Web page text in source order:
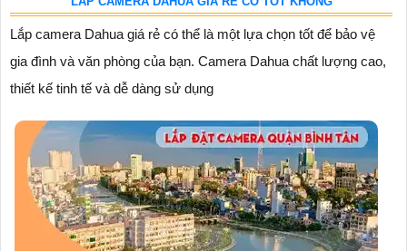
Lắp camera Dahua giá rẻ có thể là một lựa chọn tốt để bảo vệ
gia đình và văn phòng của bạn. Camera Dahua chất lượng cao,
thiết kế tinh tế và dễ dàng sử dụng